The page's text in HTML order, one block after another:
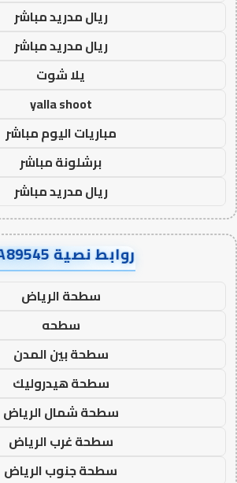
ريال مدريد مباشر
ريال مدريد مباشر
يلا شوت
yalla shoot
مباريات اليوم مباشر
برشلونة مباشر
ريال مدريد مباشر
روابط نصية AA89545
سطحة الرياض
سطحه
سطحة بين المدن
سطحة هيدروليك
سطحة شمال الرياض
سطحة غرب الرياض
سطحة جنوب الرياض